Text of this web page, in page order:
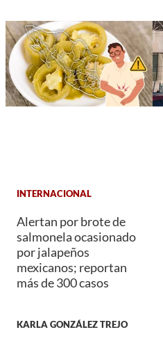
INTERNACIONAL
Alertan por brote de
salmonela ocasionado
por jalapeños
mexicanos; reportan
más de 300 casos
KARLA GONZÁLEZ TREJO